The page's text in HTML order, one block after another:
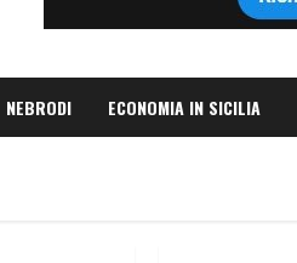
NEBRODI ECONOMIA IN SICILIA